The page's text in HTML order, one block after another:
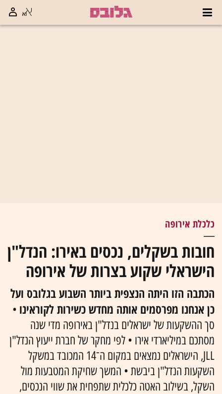
כלכלת אירופה
חובות בשקלים, נכסים באירו: הנדל"ן
הישראלי שקוע בצרות של אירופה
הכתבה הזו היתה הנצפית ביותר השבוע בגלובס ועל
כן אנחנו מפרסמים אותה מחדש כשירות לקוראינו •
סך ההשקעות של ישראלים בנדל"ן באירופה מדי שנה
מסתכם במיליארדי אירו • לפי מחקר של חברת ייעוץ הנדל"ן
JLL, הישראלים נמצאים במקום ה־14 המכובד במשקל
השקעות הנדל"ן ביבשת • המשך שחיקת המטבעות מול
השקל, בשילוב האטה כלכלית שתפחית את שווי הנכסים,